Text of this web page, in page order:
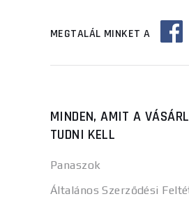
MEGTALÁL MINKET A
MINDEN, AMIT A
TUDNI KELL
Panaszok
Általános Szerződési